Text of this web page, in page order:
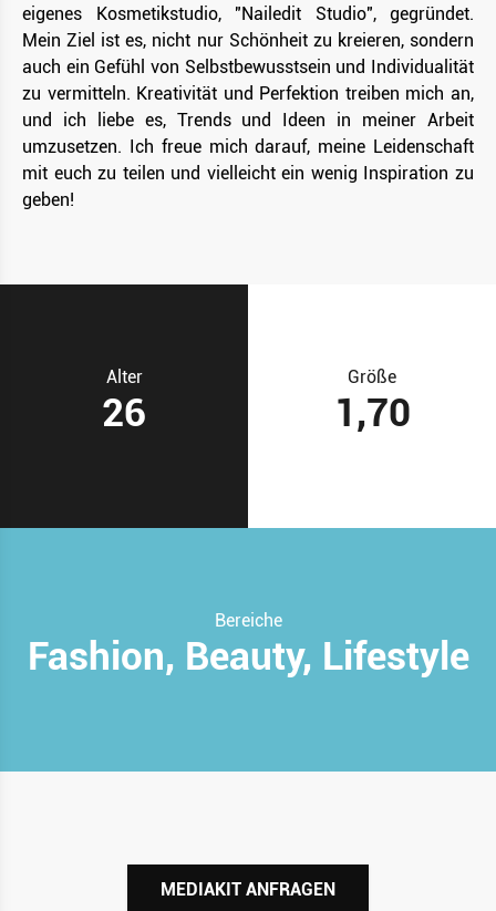
eigenes Kosmetikstudio, "Nailedit Studio", gegründet.
Mein Ziel ist es, nicht nur Schönheit zu kreieren, sondern
auch ein Gefühl von Selbstbewusstsein und Individualität
zu vermitteln. Kreativität und Perfektion treiben mich an,
und ich liebe es, Trends und Ideen in meiner Arbeit
umzusetzen. Ich freue mich darauf, meine Leidenschaft
mit euch zu teilen und vielleicht ein wenig Inspiration zu
geben!
Alter
26
Größe
1,70
Bereiche
Fashion, Beauty, Lifestyle
MEDIAKIT ANFRAGEN